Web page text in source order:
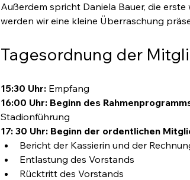
Außerdem spricht Daniela Bauer, die
werden wir eine kleine Überraschung
Tagesordnung der
15:30 Uhr: Empfang
16:00 Uhr: Beginn des
Stadionführung
17: 30 Uhr: Beginn der ordentlichen
Bericht der Kassierin und der
Entlastung des Vorstands
Rücktritt des Vorstands